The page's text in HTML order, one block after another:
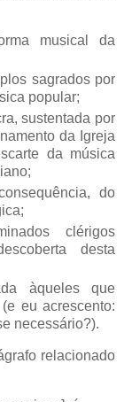
musical da
sagrados por
popular;
sustentada por
da Igreja
da música
do
clérigos
desta
àqueles que
eu acrescento:
necessário?).
relacionado